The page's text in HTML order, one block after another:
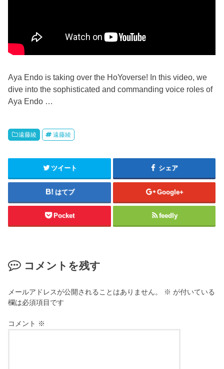
Aya Endo is taking over the HoYoverse! In this video, we
dive into the sophisticated and commanding voice roles of
Aya Endo …
遠藤綾 遠藤綾
ツイート シェア
はてブ Google+
Pocket feedly
コメントを残す
メールアドレスが公開されることはありません。 ※ が付いている
欄は必須項目です
コメント ※